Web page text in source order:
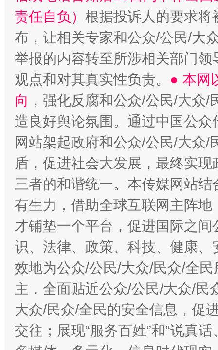
责任自负） 根据投诉人的要求将
布，让相关专家和公众/公民/大
举报的内容转至所涉相关部门
观点和对其真实性负责。 ● 本网
向 ，强化反腐和公众/公民/大众
造良好舆论氛围。通过中国公
网站架起政府和公众/公民/大众
盾，促进社会大发展，最终实
三者的和谐统一。本传媒网站
有生力，借助全球互联网主阵
才铺垫一个平台，促进国际之
识、法律、政策、科技、健康
效地为公众/公民/大众/民众/全
主，全面贴近公众/公民/大众/民
大众/民众/全民的安全信息，促
交往；展现“服务百姓”和“说真